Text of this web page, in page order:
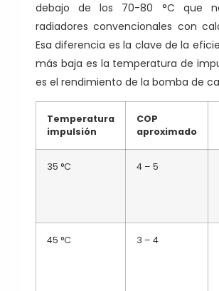
debajo de los 70-80 °C que
radiadores convencionales con
Esa diferencia es la clave de la
más baja es la temperatura de
es el rendimiento de la bomba de
Temperatura
impulsión
COP
aproximado
35 °C 4 – 5
45 °C 3 – 4